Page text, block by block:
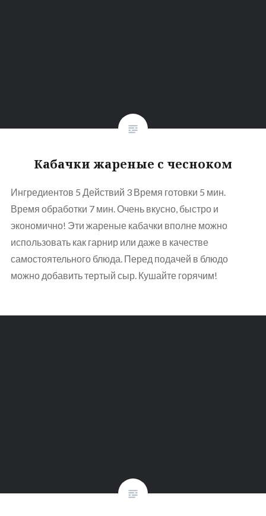
Кабачки жареные с чесноком
Ингредиентов 5 Действий 3 Время готовки 5 мин.
Время обработки 7 мин. Очень вкусно, быстро и
экономично! Эти жареные кабачки вполне можно
использовать как гарнир или даже в качестве
самостоятельного блюда. Перед подачей в блюдо
можно добавить тертый сыр. Кушайте горячим!